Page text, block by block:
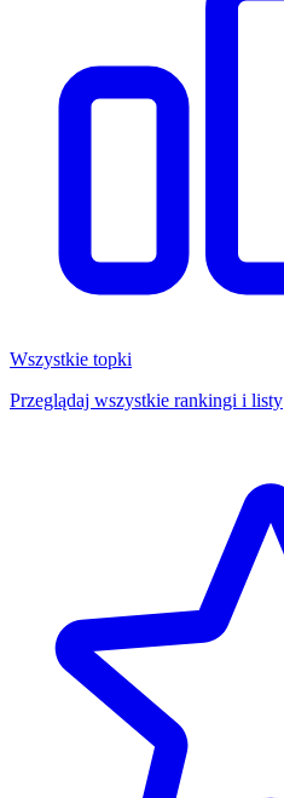
Wszystkie topki
Przeglądaj wszystkie rankingi i listy